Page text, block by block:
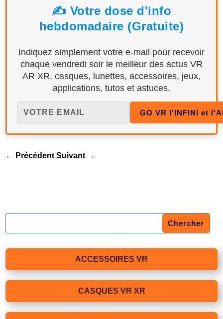
✍️ Votre dose d'info
hebdomadaire (Gratuite)
Indiquez simplement votre e-mail pour recevoir
chaque vendredi soir le meilleur des actus VR
AR XR, casques, lunettes, accessoires, jeux,
applications, tutos et astuces.
← Précédent Suivant →
ACCESSOIRES VR
CASQUES VR XR